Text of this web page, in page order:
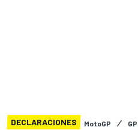
DECLARACIONES MotoGP